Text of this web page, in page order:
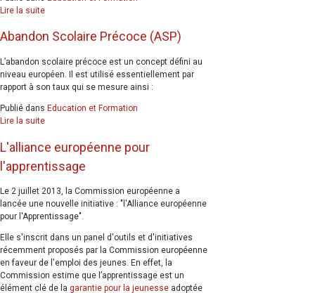
Lire la suite
Abandon Scolaire Précoce (ASP)
L’abandon scolaire précoce est un concept défini au
niveau européen. Il est utilisé essentiellement par
rapport à son taux qui se mesure ainsi :
Publié dans Education et Formation
Lire la suite
L'alliance européenne pour
l'apprentissage
Le 2 juillet 2013, la Commission européenne a
lancée une nouvelle initiative : "l'Alliance européenne
pour l'Apprentissage".
Elle s'inscrit dans un panel d'outils et d'initiatives
récemment proposés par la Commission européenne
en faveur de l'emploi des jeunes. En effet, la
Commission estime que l’apprentissage est un
élément clé de la garantie pour la jeunesse adoptée